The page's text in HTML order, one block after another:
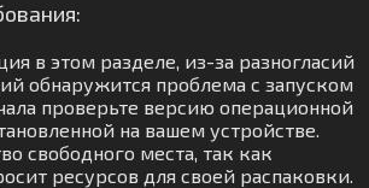
в этом разделе, из-за разногласий
обнаружится проблема с запуском
проверьте версию операционной
на вашем устройстве.
свободного места, так как
ресурсов для своей распаковки.